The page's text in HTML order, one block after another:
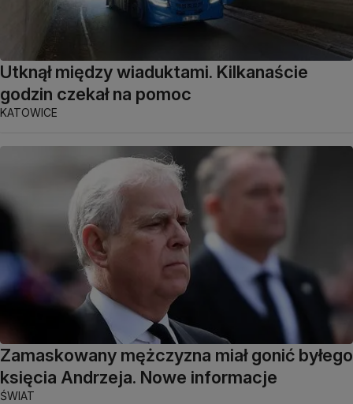
Utknął między wiaduktami. Kilkanaście
godzin czekał na pomoc
KATOWICE
Zamaskowany mężczyzna miał gonić byłego
księcia Andrzeja. Nowe informacje
ŚWIAT